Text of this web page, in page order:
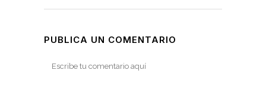
PUBLICA UN COMENTARIO